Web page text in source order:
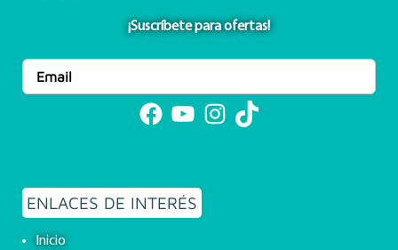
¡Suscríbete para ofertas!
Facebook
YouTube
Instagram
TikTok
ENLACES DE INTERÉS
Inicio